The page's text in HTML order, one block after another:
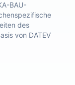
BAU-
des
von DATEV